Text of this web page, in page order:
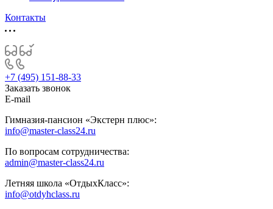
Контакты
+7 (495) 151-88-33
Заказать звонок
E-mail
Гимназия-пансион «Экстерн плюс»:
info@master-class24.ru
По вопросам сотрудничества:
admin@master-class24.ru
Летняя школа «ОтдыхКласс»:
info@otdyhclass.ru